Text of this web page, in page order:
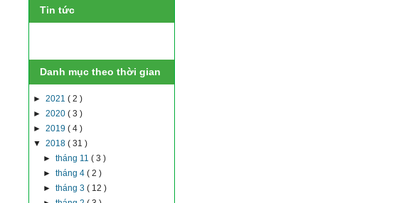
Tin tức
Danh mục theo thời gian
► 2021 ( 2 )
► 2020 ( 3 )
► 2019 ( 4 )
▼ 2018 ( 31 )
► tháng 11 ( 3 )
► tháng 4 ( 2 )
► tháng 3 ( 12 )